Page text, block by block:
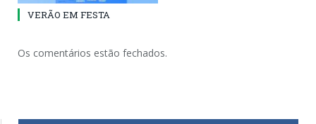
VERÃO EM FESTA
Os comentários estão fechados.